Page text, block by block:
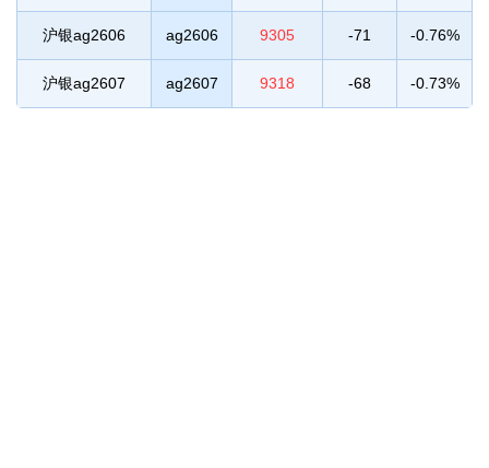
沪银ag2606 ag2606 9305 -71 -0.76%
沪银ag2607 ag2607 9318 -68 -0.73%